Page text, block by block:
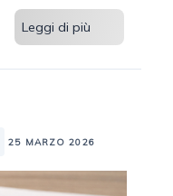
Leggi di più
25 MARZO 2026